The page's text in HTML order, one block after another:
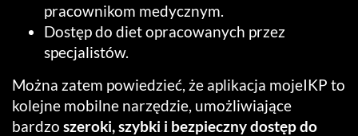
pracownikom medycznym.
Dostęp do diet opracowanych przez
specjalistów.
Można zatem powiedzieć, że aplikacja mojeIKP to
kolejne mobilne narzędzie, umożliwiające
bardzo szeroki, szybki i bezpieczny dostęp do